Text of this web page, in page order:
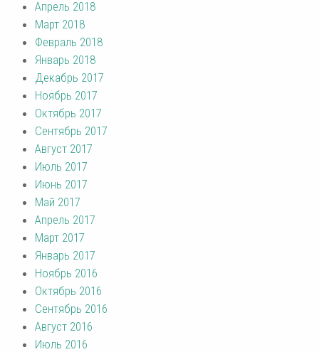
Апрель 2018
Март 2018
Февраль 2018
Январь 2018
Декабрь 2017
Ноябрь 2017
Октябрь 2017
Сентябрь 2017
Август 2017
Июль 2017
Июнь 2017
Май 2017
Апрель 2017
Март 2017
Январь 2017
Ноябрь 2016
Октябрь 2016
Сентябрь 2016
Август 2016
Июль 2016